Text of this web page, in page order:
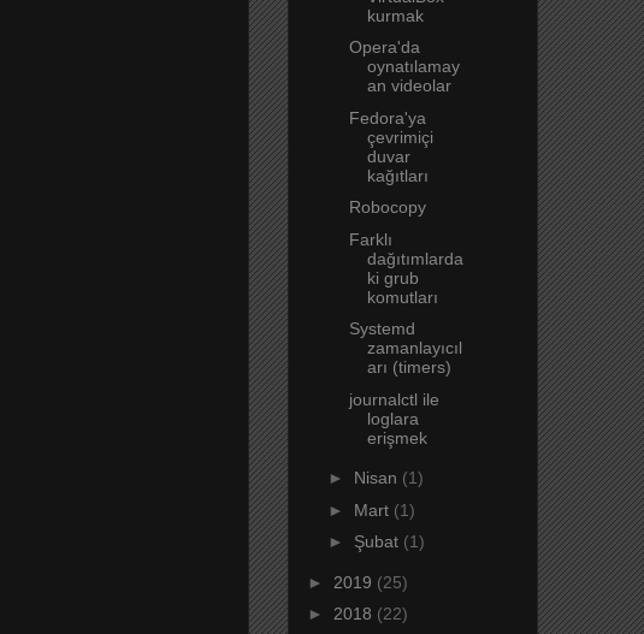
kurmak
Opera'da
oynatılamay
an videolar
Fedora'ya
çevrimiçi
duvar
kağıtları
Robocopy
Farklı
dağıtımlarda
ki grub
komutları
Systemd
zamanlayıcıl
arı (timers)
journalctl ile
loglara
erişmek
► Nisan (1)
► Mart (1)
► Şubat (1)
► 2019 (25)
► 2018 (22)